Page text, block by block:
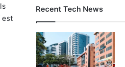
est
Recent Tech News